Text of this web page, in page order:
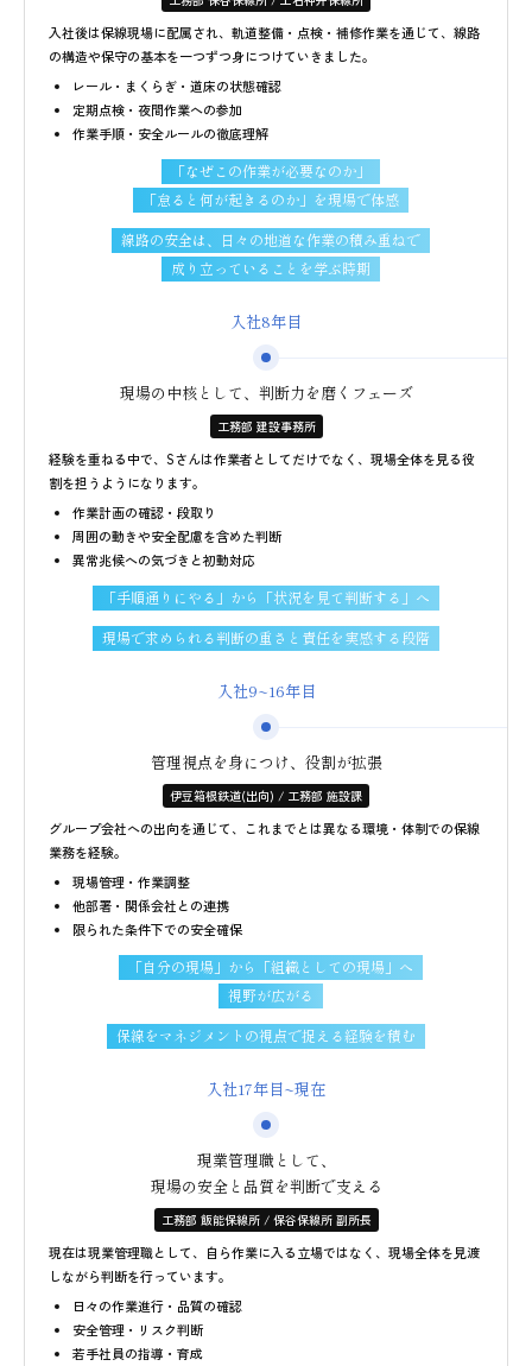
入社後は保線現場に配属され、軌道整備・点検・補修作業を通じて、線路
の構造や保守の基本を一つずつ身につけていきました。
レール・まくらぎ・道床の状態確認
定期点検・夜間作業への参加
作業手順・安全ルールの徹底理解
「なぜこの作業が必要なのか」
「怠ると何が起きるのか」を現場で体感
線路の安全は、日々の地道な作業の積み重ねで
成り立っていることを学ぶ時期
入社8年目
現場の中核として、判断力を磨くフェーズ
工務部 建設事務所
経験を重ねる中で、Sさんは作業者としてだけでなく、現場全体を見る役
割を担うようになります。
作業計画の確認・段取り
周囲の動きや安全配慮を含めた判断
異常兆候への気づきと初動対応
「手順通りにやる」から「状況を見て判断する」へ
現場で求められる判断の重さと責任を実感する段階
入社9~16年目
管理視点を身につけ、役割が拡張
伊豆箱根鉄道(出向) / 工務部 施設課
グループ会社への出向を通じて、これまでとは異なる環境・体制での保線
業務を経験。
現場管理・作業調整
他部署・関係会社との連携
限られた条件下での安全確保
「自分の現場」から「組織としての現場」へ
視野が広がる
保線をマネジメントの視点で捉える経験を積む
入社17年目~現在
現業管理職として、
現場の安全と品質を判断で支える
工務部 飯能保線所 / 保谷保線所 副所長
現在は現業管理職として、自ら作業に入る立場ではなく、現場全体を見渡
しながら判断を行っています。
日々の作業進行・品質の確認
安全管理・リスク判断
若手社員の指導・育成